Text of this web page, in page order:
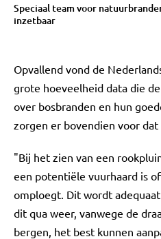
Speciaal team voor
inzetbaar
Opvallend vond de
grote hoeveelheid data die
over bosbranden en hun
zorgen er bovendien voor
"Bij het zien van een
een potentiële vuurhaard is
omploegt. Dit wordt
dit qua weer, vanwege de
bergen, het best kunnen